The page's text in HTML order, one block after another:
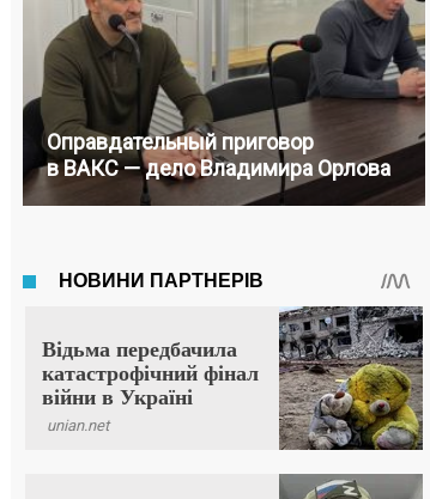
Оправдательный приговор
в ВАКС — дело Владимира Орлова